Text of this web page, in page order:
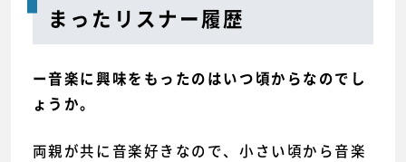
まったリスナー履歴
ー音楽に興味をもったのはいつ頃からなのでし
ょうか。
両親が共に音楽好きなので、小さい頃から音楽